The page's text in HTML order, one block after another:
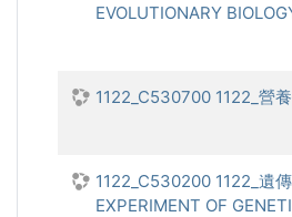
EVOLUTIONARY
1122_C530700 1122_營
1122_C530200 1122_遺
EXPERIMENT OF